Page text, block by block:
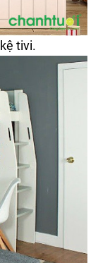
tivi.